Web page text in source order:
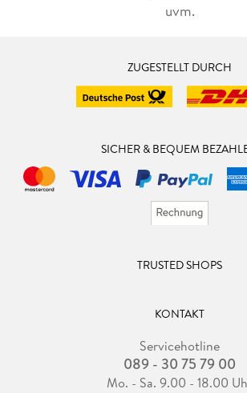
uvm.
ZUGESTELLT DURCH
SICHER & BEQUEM
TRUSTED SHOPS
KONTAKT
Servicehotline
089 - 30 75 79 00
Mo. - Sa. 9.00 - 18.00